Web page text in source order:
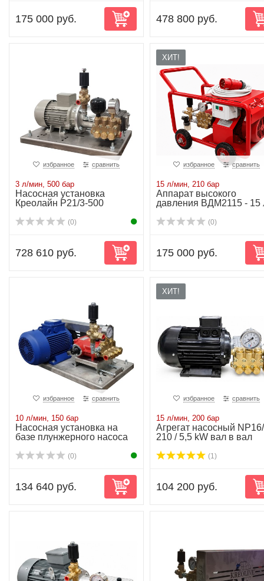
175 000 руб. 478 800 руб.
избранное сравнить
3 л/мин, 500 бар
Насосная установка
Креолайн P21/3-500
(0)
728 610 руб.
ХИТ!
избранное сравнить
15 л/мин, 210 бар
Аппарат высокого
давления ВДМ2115 - 15
(0)
175 000 руб.
избранное сравнить
10 л/мин, 150 бар
Насосная установка на
базе плунжерного насоса
(0)
134 640 руб.
ХИТ!
избранное сравнить
15 л/мин, 200 бар
Агрегат насосный
210 / 5,5 kW вал в вал
(1)
104 200 руб.